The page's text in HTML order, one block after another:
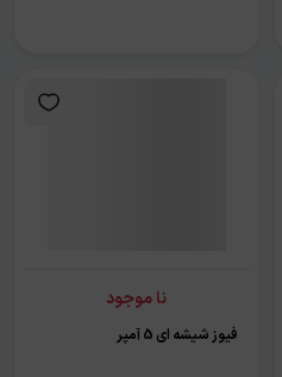
نا موجود
فیوز شیشه ای 5 آمپر